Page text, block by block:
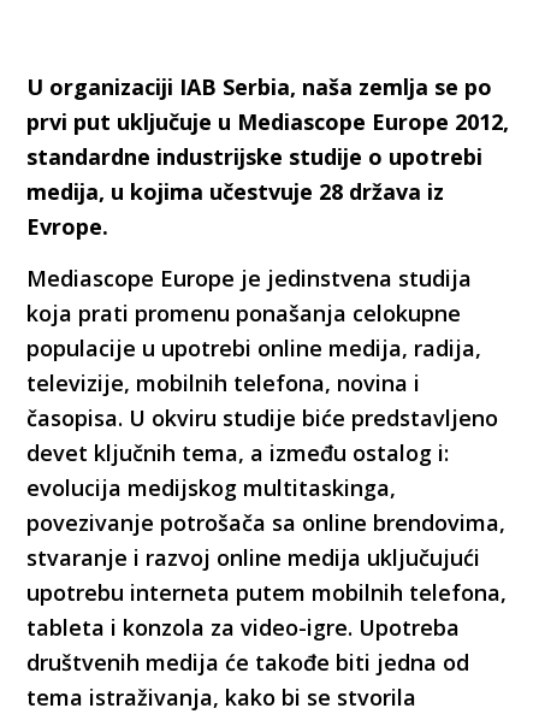
U organizaciji IAB Serbia, naša zemlja se po
prvi put uključuje u Mediascope Europe 2012,
standardne industrijske studije o upotrebi
medija, u kojima učestvuje 28 država iz
Evrope.
Mediascope Europe je jedinstvena studija
koja prati promenu ponašanja celokupne
populacije u upotrebi online medija, radija,
televizije, mobilnih telefona, novina i
časopisa. U okviru studije biće predstavljeno
devet ključnih tema, a između ostalog i:
evolucija medijskog multitaskinga,
povezivanje potrošača sa online brendovima,
stvaranje i razvoj online medija uključujući
upotrebu interneta putem mobilnih telefona,
tableta i konzola za video-igre. Upotreba
društvenih medija će takođe biti jedna od
tema istraživanja, kako bi se stvorila